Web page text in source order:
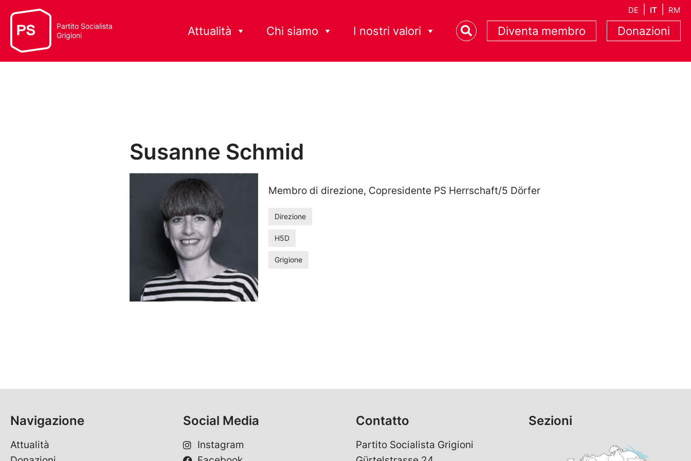
DE IT RM
Partito Socialista
Grigioni
Attualità Chi siamo I nostri valori Diventa membro Donazioni
Susanne Schmid
Membro di direzione, Copresidente PS Herrschaft/5 Dörfer
Direzione
H5D
Grigione
Navigazione
Attualità
Social Media
Instagram
Contatto
Partito Socialista Grigioni
Sezioni